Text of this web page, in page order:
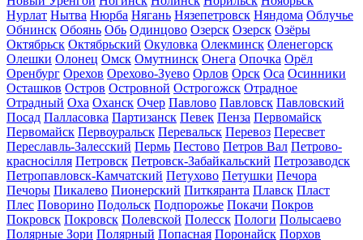
Нурлат Нытва Нюрба Нягань Нязепетровск Няндома Облучье
Обнинск Обоянь Обь Одинцово Озерск Озерск Озёры
Октябрьск Октябрьский Окуловка Олекминск Оленегорск
Олешки Олонец Омск Омутнинск Онега Опочка Орёл
Оренбург Орехов Орехово-Зуево Орлов Орск Оса Осинники
Осташков Остров Островной Острогожск Отрадное
Отрадный Оха Оханск Очер Павлово Павловск Павловский
Посад Палласовка Партизанск Певек Пенза Первомайск
Первомайск Первоуральск Перевальск Перевоз Пересвет
Переславль-Залесский Пермь Пестово Петров Вал Петрово-
красносілля Петровск Петровск-Забайкальский Петрозаводск
Петропавловск-Камчатский Петухово Петушки Печора
Печоры Пикалево Пионерский Питкяранта Плавск Пласт
Плес Поворино Подольск Подпорожье Покачи Покров
Покровск Покровск Полевской Полесск Пологи Полысаево
Полярные Зори Полярный Попасная Поронайск Порхов